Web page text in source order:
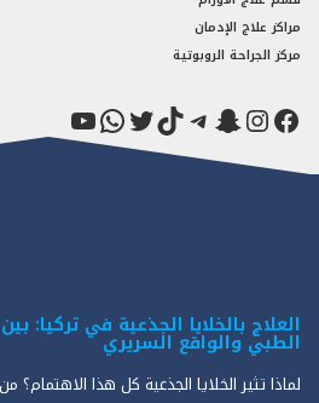
مراكز علاج الإدمان
مركز الجراحة الروبوتية
فيسبوك
إنستجرام
سناب شاتتيليجرام
تيك توكتويترواتساب
يوتيوب
العلاج بالخلايا الجذعية في تركيا:
الطبي والواقع السريري
لماذا تثير الخلايا الجذعية كل هذا الاهتمام؟